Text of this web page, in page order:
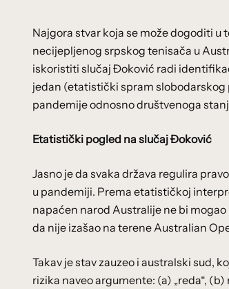
Najgora stvar koja se može dogoditi u
necijepljenog srpskog tenisača u
iskoristiti slučaj Đoković radi
jedan (etatistički spram slobodarskog
pandemije odnosno društvenoga
Etatistički pogled na slučaj Đoković
Jasno je da svaka država regulira
u pandemiji. Prema etatističkoj
napaćen narod Australije ne bi
da nije izašao na terene Australian
Takav je stav zauzeo i australski sud,
rizika naveo argumente: (a) „reda“,